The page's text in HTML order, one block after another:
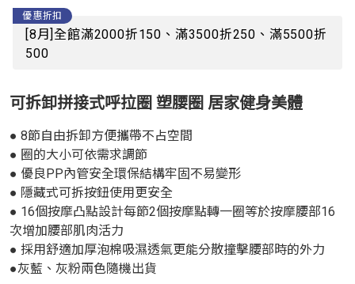
優惠折扣
[8月]全館滿2000折150、滿3500折250、滿5500折
500
可拆卸拼接式呼拉圈 塑腰圈 居家健身美體
● 8節自由拆卸方便攜帶不占空間
● 圈的大小可依需求調節
● 優良PP內管安全環保結構牢固不易變形
● 隱藏式可拆按鈕使用更安全
● 16個按摩凸點設計每節2個按摩點轉一圈等於按摩腰部16
次增加腰部肌肉活力
● 採用舒適加厚泡棉吸濕透氣更能分散撞擊腰部時的外力
●灰藍、灰粉兩色隨機出貨